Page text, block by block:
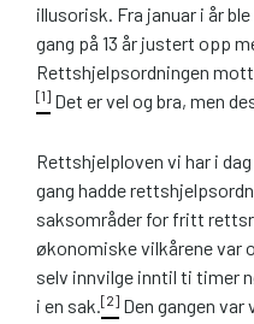
illusorisk. Fra januar i år
gang på 13 år justert opp
Rettshjelpsordningen
[1] Det er vel og bra, men
Rettshjelploven vi har i dag
gang hadde
saksområder for fritt
økonomiske vilkårene var
selv innvilge inntil ti timer
i en sak.[2] Den gangen